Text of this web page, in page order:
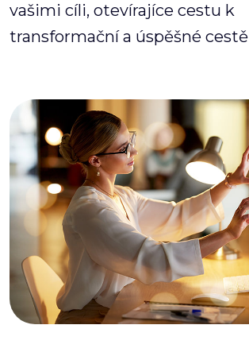
vašimi cíli, otevírajíce cestu k
transformační a úspěšné cestě